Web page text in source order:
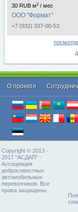
30 RUB м2 / мес
ООО "Формат"
+7 (932) 337-00-53
О проекте
Copyright © 2013 -
2017 "АСДАП" -
Ассоциация
добросовестных
автомобильных
перевозчиков. Все
права защищены.